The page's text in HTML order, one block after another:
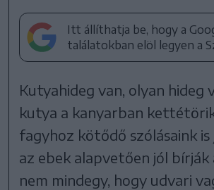
Itt állíthatja be, hogy a
találatokban elöl legyen a
Kutyahideg van, olyan hideg
kutya a kanyarban
fagyhoz kötődő szólásaink is
az ebek alapvetően jól bírják
nem mindegy, hogy udvari